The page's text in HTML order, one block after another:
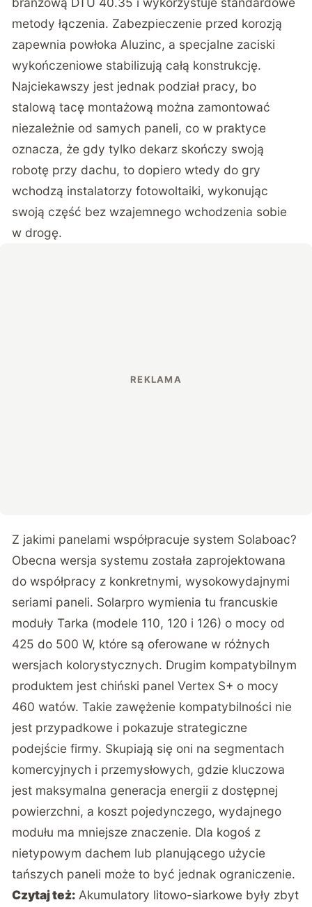
metody łączenia. Zabezpieczenie przed korozją
zapewnia powłoka Aluzinc, a specjalne zaciski
wykończeniowe stabilizują całą konstrukcję.
Najciekawszy jest jednak podział pracy, bo
stalową tacę montażową można zamontować
niezależnie od samych paneli, co w praktyce
oznacza, że gdy tylko dekarz skończy swoją
robotę przy dachu, to dopiero wtedy do gry
wchodzą instalatorzy fotowoltaiki, wykonując
swoją część bez wzajemnego wchodzenia sobie
w drogę.
Z jakimi panelami współpracuje system Solaboac?
Obecna wersja systemu została zaprojektowana
do współpracy z konkretnymi, wysokowydajnymi
seriami paneli. Solarpro wymienia tu francuskie
moduły Tarka (modele 110, 120 i 126) o mocy od
425 do 500 W, które są oferowane w różnych
wersjach kolorystycznych. Drugim kompatybilnym
produktem jest chiński panel Vertex S+ o mocy
460 watów. Takie zawężenie kompatybilności nie
jest przypadkowe i pokazuje strategiczne
podejście firmy. Skupiają się oni na segmentach
komercyjnych i przemysłowych, gdzie kluczowa
jest maksymalna generacja energii z dostępnej
powierzchni, a koszt pojedynczego, wydajnego
modułu ma mniejsze znaczenie. Dla kogoś z
nietypowym dachem lub planującego użycie
tańszych paneli może to być jednak ograniczenie.
Czytaj też: Akumulatory litowo-siarkowe były zbyt